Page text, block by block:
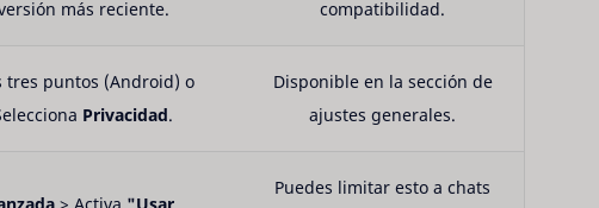
más reciente.
compatibilidad.
tres puntos (Android) o
Privacidad.
Disponible en la sección de
ajustes generales.
> Activa "Usar
Puedes limitar esto a chats